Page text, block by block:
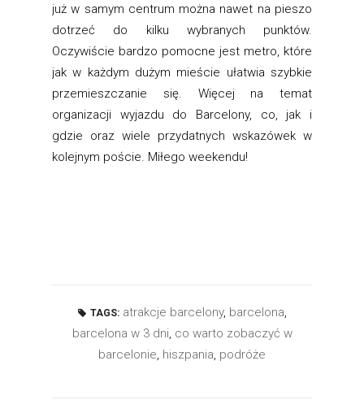
już w samym centrum można nawet na pieszo
dotrzeć do kilku wybranych punktów.
Oczywiście bardzo pomocne jest metro, które
jak w każdym dużym mieście ułatwia szybkie
przemieszczanie się. Więcej na temat
organizacji wyjazdu do Barcelony, co, jak i
gdzie oraz wiele przydatnych wskazówek w
kolejnym poście. Miłego weekendu!
TAGS: atrakcje barcelony, barcelona,
barcelona w 3 dni, co warto zobaczyć w
barcelonie, hiszpania, podróże